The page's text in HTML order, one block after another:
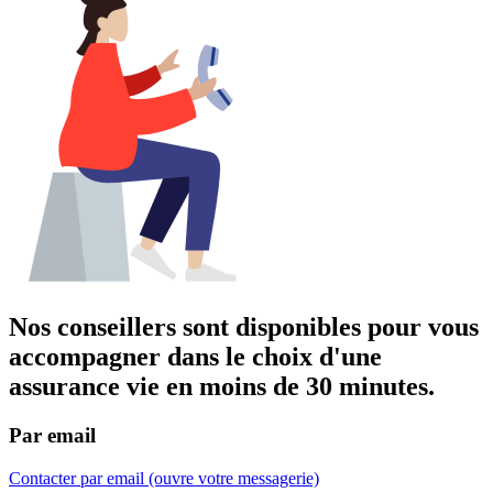
Nos conseillers sont disponibles pour vous
accompagner dans le choix d'une
assurance vie en moins de 30 minutes.
Par email
Contacter par email (ouvre votre messagerie)